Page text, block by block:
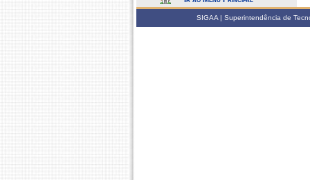
SIGAA | Superintendência de